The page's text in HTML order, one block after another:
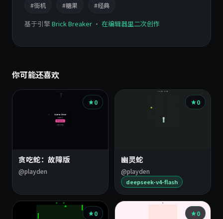
#街机 #糖果 #经典
基于引擎Brick Breaker · 在编辑器里二次创作
你可能还喜欢
0
贪吃蛇：故障版
@playden
0
幽灵蛇
@playden
deepseek-v4-flash
0 0